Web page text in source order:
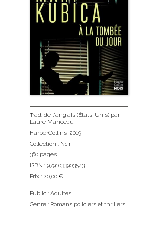
Trad. de l'anglais (États-Unis) par
Laure Manceau
HarperCollins, 2019
Collection : Noir
360 pages
ISBN : 9791033903543
Prix : 20,00 €
Public : Adultes
Genre : Romans policiers et thrillers